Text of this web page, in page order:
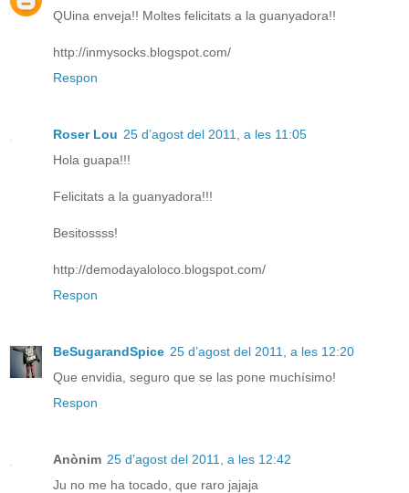
QUina enveja!! Moltes felicitats a la guanyadora!!
http://inmysocks.blogspot.com/
Respon
Roser Lou 25 d’agost del 2011, a les 11:05
Hola guapa!!!
Felicitats a la guanyadora!!!
Besitossss!
http://demodayaloloco.blogspot.com/
Respon
BeSugarandSpice 25 d’agost del 2011, a les 12:20
Que envidia, seguro que se las pone muchísimo!
Respon
Anònim 25 d’agost del 2011, a les 12:42
Ju no me ha tocado, que raro jajaja